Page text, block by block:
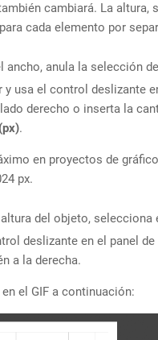
cambiará. La altura,
cada elemento por
ancho, anula la selección
usa el control deslizante
derecho o inserta la
.
en proyectos de
px.
del objeto, selecciona
deslizante en el panel
a la derecha.
el GIF a continuación: